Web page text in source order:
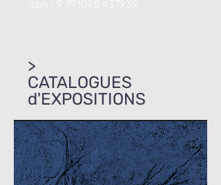
9 791098 437939
>
CATALOGUES
d'EXPOSITIONS